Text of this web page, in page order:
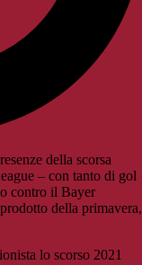
della scorsa
– con tanto di gol
contro il Bayer
della primavera,
lo scorso 2021